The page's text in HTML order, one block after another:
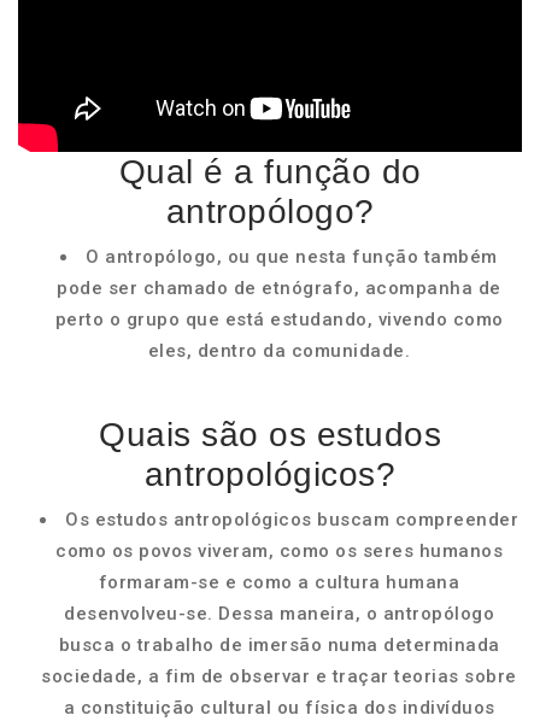
Qual é a função do
antropólogo?
O antropólogo, ou que nesta função também
pode ser chamado de etnógrafo, acompanha de
perto o grupo que está estudando, vivendo como
eles, dentro da comunidade.
Quais são os estudos
antropológicos?
Os estudos antropológicos buscam compreender
como os povos viveram, como os seres humanos
formaram-se e como a cultura humana
desenvolveu-se. Dessa maneira, o antropólogo
busca o trabalho de imersão numa determinada
sociedade, a fim de observar e traçar teorias sobre
a constituição cultural ou física dos indivíduos